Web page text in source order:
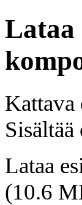
Lataa
Kattava
Lataa
(10.6